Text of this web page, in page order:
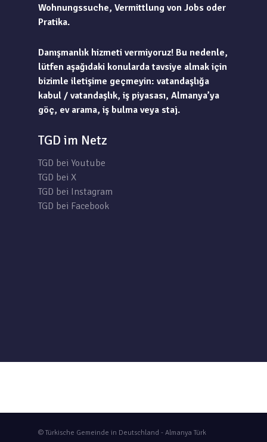
Wohnungssuche, Vermittlung von Jobs oder
Pratika.
Danışmanlık hizmeti vermiyoruz! Bu nedenle,
lütfen aşağıdaki konularda tavsiye almak için
bizimle iletişime geçmeyin: vatandaşlığa
kabul / vatandaşlık, iş piyasası, Almanya’ya
göç, ev arama, iş bulma veya staj.
TGD im Netz
TGD bei Youtube
TGD bei X
TGD bei Instagram
TGD bei Facebook
© Türkische Gemeinde in Deutschland - Almanya Türk